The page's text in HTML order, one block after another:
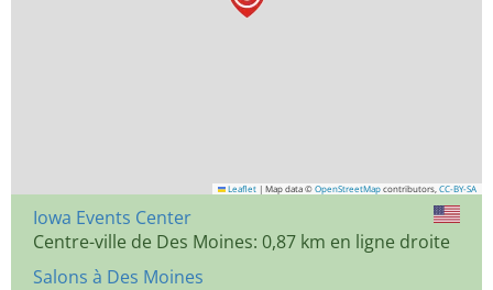
Leaflet | Map data © OpenStreetMap contributors, CC-BY-SA
Iowa Events Center
Centre-ville de Des Moines: 0,87 km en ligne droite
Salons à Des Moines